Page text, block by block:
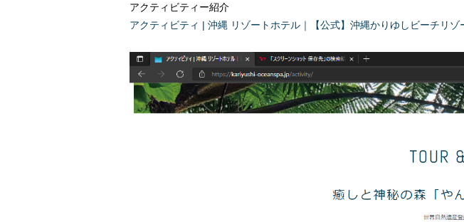
アクティビティー紹介
アクティビティ | 沖縄 リゾートホテル｜【公式】沖縄かりゆしビーチリ